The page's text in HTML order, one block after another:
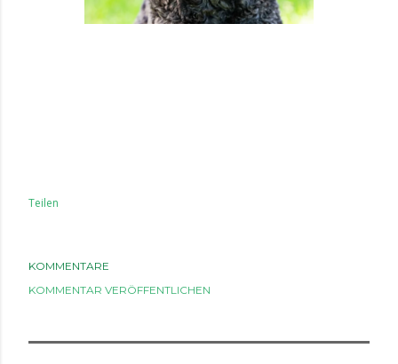
Teilen
KOMMENTARE
KOMMENTAR VERÖFFENTLICHEN